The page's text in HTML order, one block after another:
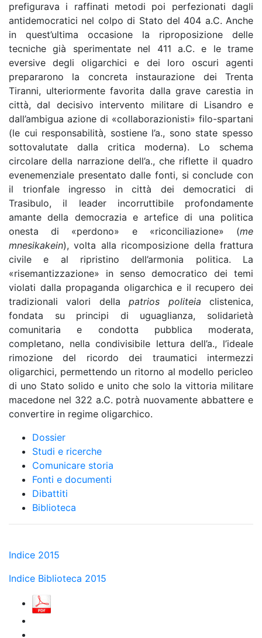
prefigurava i raffinati metodi poi perfezionati dagli
antidemocratici nel colpo di Stato del 404 a.C. Anche
in quest’ultima occasione la riproposizione delle
tecniche già sperimentate nel 411 a.C. e le trame
eversive degli oligarchici e dei loro oscuri agenti
prepararono la concreta instaurazione dei Trenta
Tiranni, ulteriormente favorita dalla grave carestia in
città, dal decisivo intervento militare di Lisandro e
dall’ambigua azione di «collaborazionisti» filo-spartani
(le cui responsabilità, sostiene l’a., sono state spesso
sottovalutate dalla critica moderna). Lo schema
circolare della narrazione dell’a., che riflette il quadro
evenemenziale presentato dalle fonti, si conclude con
il trionfale ingresso in città dei democratici di
Trasibulo, il leader incorruttibile profondamente
amante della democrazia e artefice di una politica
onesta di «perdono» e «riconciliazione» (me
mnesikakein), volta alla ricomposizione della frattura
civile e al ripristino dell’armonia politica. La
«risemantizzazione» in senso democratico dei temi
violati dalla propaganda oligarchica e il recupero dei
tradizionali valori dellapatrios politeia clistenica,
fondata su principi di uguaglianza, solidarietà
comunitaria e condotta pubblica moderata,
completano, nella condivisibile lettura dell’a., l’ideale
rimozione del ricordo dei traumatici intermezzi
oligarchici, permettendo un ritorno al modello pericleo
di uno Stato solido e unito che solo la vittoria militare
macedone nel 322 a.C. potrà nuovamente abbattere e
convertire in regime oligarchico.
Dossier
Studi e ricerche
Comunicare storia
Fonti e documenti
Dibattiti
Biblioteca
Indice 2015
Indice Biblioteca 2015